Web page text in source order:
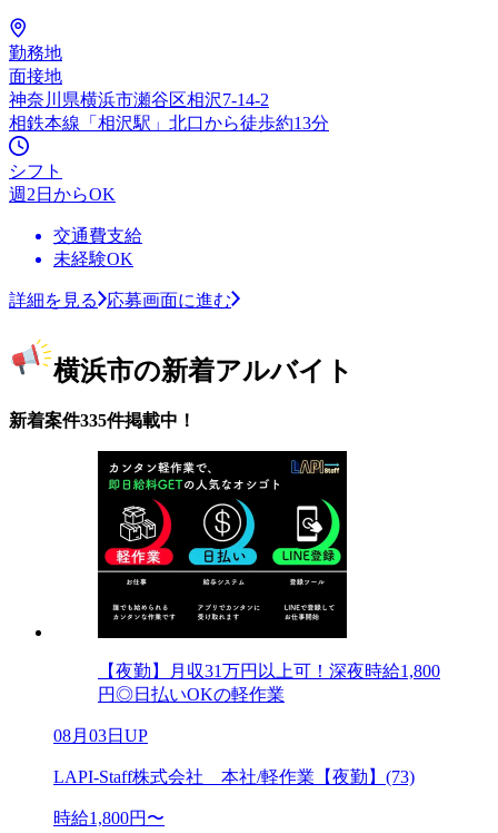
勤務地
面接地
神奈川県横浜市瀬谷区相沢7-14-2
相鉄本線「相沢駅」北口から徒歩約13分
シフト
週2日からOK
交通費支給
未経験OK
詳細を見る 応募画面に進む
横浜市の新着アルバイト
新着案件335件掲載中！
【夜勤】月収31万円以上可！深夜時給1,800
円◎日払いOKの軽作業
08月03日UP
LAPI-Staff株式会社 本社/軽作業【夜勤】(73)
時給1,800円〜